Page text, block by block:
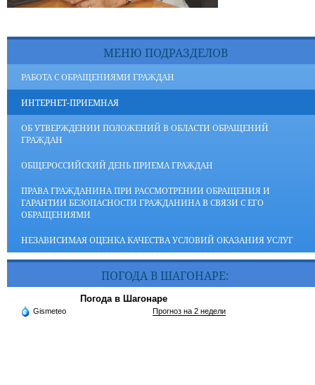
МЕНЮ ПОДРАЗДЕЛОВ
РАБОТА С ОБРАЩЕНИЯМИ ГРАЖДАН
ИНТЕРНЕТ-ПРИЕМНАЯ
ОБ УТВЕРЖДЕНИИ ПОЛОЖЕНИЙ В ОБЛАСТИ ОБРАЩЕНИЙ
ГРАЖДАН
ОБЩЕРОССИЙСКИЙ ДЕНЬ ПРИЕМА ГРАЖДАН
ПРАВА ГРАЖДАНИНА ПРИ РАССМОТРЕНИИ ОБРАЩЕНИЯ И
ГАРАНТИИ БЕЗОПАСНОСТИ ГРАЖДАНИНА В СВЯЗИ С ЕГО
ОБРАЩЕНИЯМИ
НЕЗАВИСИМАЯ ОЦЕНКА КАЧЕСТВА УСЛОВИЙ ОКАЗАНИЯ УСЛУГ
ПОГОДА В ШАГОНАРЕ:
Погода в Шагонаре
Gismeteo Прогноз на 2 недели